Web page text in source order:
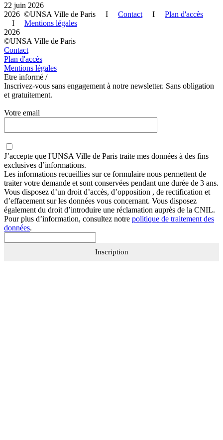
22 juin 2026
2026 ©UNSA Ville de Paris I Contact I Plan d'accès
I Mentions légales
2026
©UNSA Ville de Paris
Contact
Plan d'accès
Mentions légales
Etre informé /
Inscrivez-vous sans engagement à notre newsletter. Sans obligation
et gratuitement.
Votre email
J’accepte que l'UNSA Ville de Paris traite mes données à des fins
exclusives d’informations.
Les informations recueillies sur ce formulaire nous permettent de
traiter votre demande et sont conservées pendant une durée de 3 ans.
Vous disposez d’un droit d’accès, d’opposition , de rectification et
d’effacement sur les données vous concernant. Vous disposez
également du droit d’introduire une réclamation auprès de la CNIL.
Pour plus d’information, consultez notre politique de traitement des
données.
Inscription